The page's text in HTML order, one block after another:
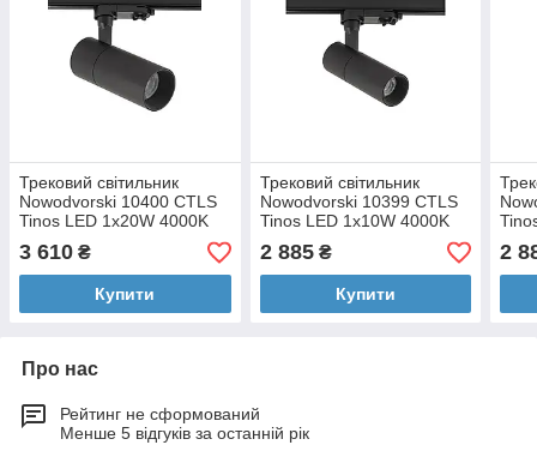
Трековий світильник
Nowodvorski 10400 CTLS
Tinos LED 1x20W 4000K
1900Lm IP20 Bl
3 610 ₴
Купити
Трековий світильник
Nowodvorski 10399 CTLS
Tinos LED 1x10W 4000K
980Lm IP20 Bl
2 885₴
Купити
2
Про нас
Рейтинг не сформований
Менше 5 відгуків за останній рік